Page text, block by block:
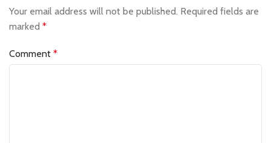
Your email address will not be published. Required fields are
marked *
Comment *